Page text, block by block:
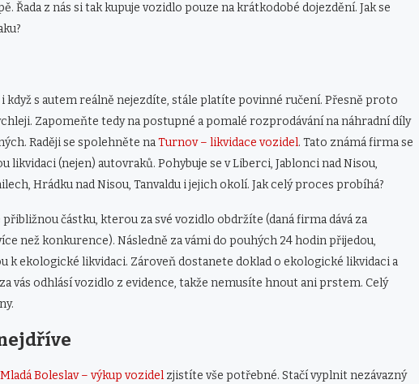
Řada z nás si tak kupuje vozidlo pouze na krátkodobé dojezdění. Jak se
když s autem reálně nejezdíte, stále platíte povinné ručení. Přesně proto
Zapomeňte tedy na postupné a pomalé rozprodávání na náhradní díly
Raději se spolehněte naTurnov – likvidace vozidel. Tato známá firma se
(nejen) autovraků. Pohybuje se v Liberci, Jablonci nad Nisou,
Hrádku nad Nisou, Tanvaldu i jejich okolí. Jak celý proces probíhá?
částku, kterou za své vozidlo obdržíte (daná firma dává za
než konkurence). Následně za vámi do pouhých 24 hodin přijedou,
k ekologické likvidaci. Zároveň dostanete doklad o ekologické likvidaci a
vás odhlásí vozidlo z evidence, takže nemusíte hnout ani prstem. Celý
Mladá Boleslav – výkup vozidel zjistíte vše potřebné. Stačí vyplnit nezávazný